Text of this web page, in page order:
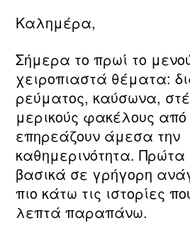
Καλημέρα,
Σήμερα το πρωί το
χειροπιαστά θέματα:
ρεύματος, καύσωνα,
μερικούς φακέλους
επηρεάζουν άμεσα την
καθημερινότητα. Πρώτα
βασικά σε γρήγορη
πιο κάτω τις ιστορίες
λεπτά παραπάνω.